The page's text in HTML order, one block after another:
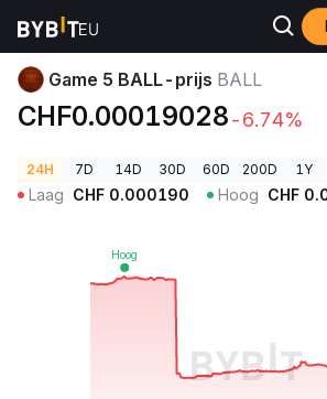
Cryptoprijzen Game 5 BALL-prijs BALL
Game 5 BALL-prijs BALL
CHF0.00019028-6.74%
24H 7D 14D 30D 60D 200D 1Y
Laag CHF 0.000190 Hoog CHF